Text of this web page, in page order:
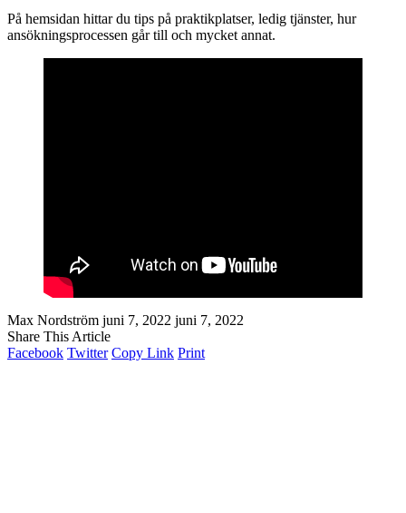
På hemsidan hittar du tips på praktikplatser, ledig tjänster, hur
ansökningsprocessen går till och mycket annat.
Max Nordström juni 7, 2022 juni 7, 2022
Share This Article
Facebook Twitter Copy Link Print